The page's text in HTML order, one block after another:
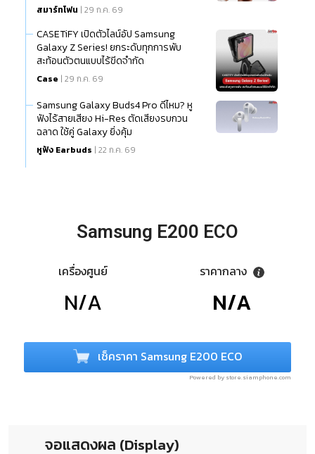
สมาร์ทโฟน | 29 ก.ค. 69
CASETiFY เปิดตัวไลน์อัป Samsung
Galaxy Z Series! ยกระดับทุกการพับ
สะท้อนตัวตนแบบไร้ขีดจำกัด
Case | 29 ก.ค. 69
Samsung Galaxy Buds4 Pro ดีไหม? หู
ฟังไร้สายเสียง Hi-Res ตัดเสียงรบกวน
ฉลาด ใช้คู่ Galaxy ยิ่งคุ้ม
หูฟัง Earbuds | 22 ก.ค. 69
Samsung E200 ECO
เครื่องศูนย์
N/A
ราคากลาง
N/A
เช็คราคา Samsung E200 ECO
Powered by store.siamphone.com
จอแสดงผล (Display)